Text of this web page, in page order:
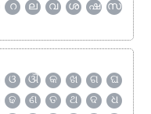
റ ല വ ശ ഷ
സ
ଓ ଔ କ ଖ ଗ
ଘ
ଢ ଣ ତ ଥ ଦ
ଧ